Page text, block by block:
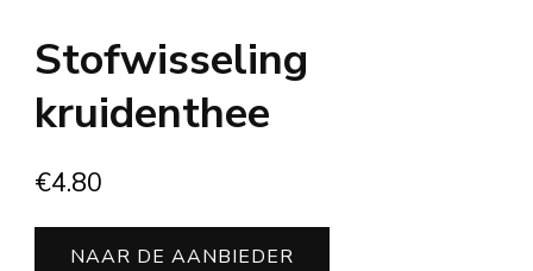
Stofwisseling
kruidenthee
€4.80
NAAR DE AANBIEDER